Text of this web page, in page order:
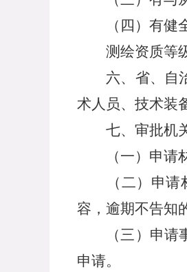
（四）有健全
测绘资质等级
六、省、自治
术人员、技术装
七、审批机关
（一）申请材
（二）申请材
容，逾期不告知
（三）申请事
申请。